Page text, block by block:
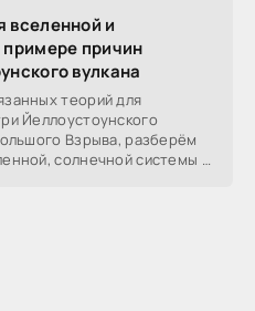
вселенной и
причин
вулкана
теорий для
Йеллоустоунского
Взрыва, разберём
солнечной системы в